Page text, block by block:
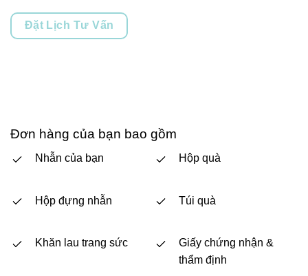
Đặt Lịch Tư Vấn
Đơn hàng của bạn bao gồm
Nhẫn của bạn
Hộp đựng nhẫn
Khăn lau trang sức
Hộp quà
Túi quà
Giấy chứng nhận &
thẩm định